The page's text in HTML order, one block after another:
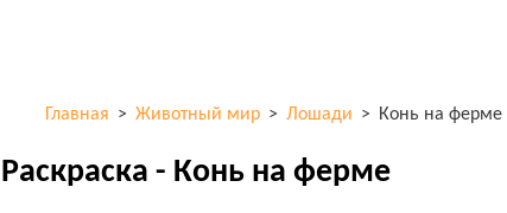
Главная > Животный мир > Лошади > Конь на ферме
Раскраска - Конь на ферме